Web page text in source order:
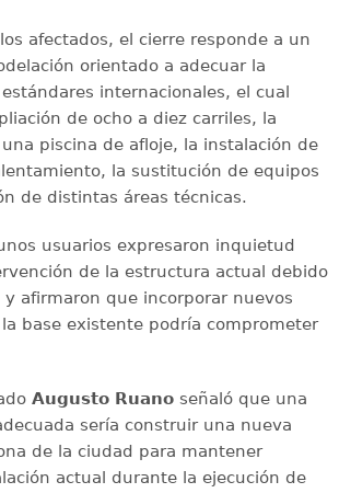
afectados, el cierre responde a un
orientado a adecuar la
internacionales, el cual
de ocho a diez carriles, la
piscina de afloje, la instalación de
la sustitución de equipos
de distintas áreas técnicas.
usuarios expresaron inquietud
de la estructura actual debido
afirmaron que incorporar nuevos
base existente podría comprometer
Augusto Ruanoseñaló que una
sería construir una nueva
de la ciudad para mantener
actual durante la ejecución de